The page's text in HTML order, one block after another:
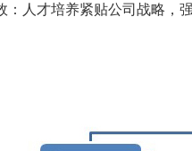
才培养紧贴公司战略，强